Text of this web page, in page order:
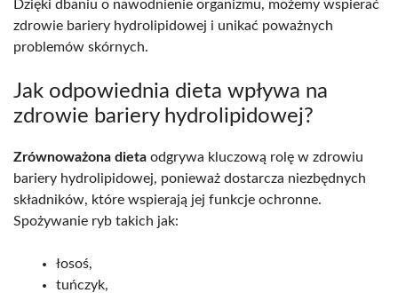
Dzięki dbaniu o nawodnienie organizmu, możemy wspierać
zdrowie bariery hydrolipidowej i unikać poważnych
problemów skórnych.
Jak odpowiednia dieta wpływa na
zdrowie bariery hydrolipidowej?
Zrównoważona dieta odgrywa kluczową rolę w zdrowiu
bariery hydrolipidowej, ponieważ dostarcza niezbędnych
składników, które wspierają jej funkcje ochronne.
Spożywanie ryb takich jak:
łosoś,
tuńczyk,